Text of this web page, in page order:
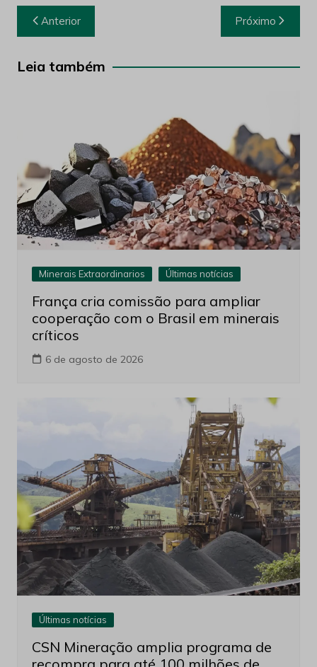
Navegação
de
Post
Anterior Próximo
Leia também
Minerais Extraordinarios Últimas notícias
França cria comissão para ampliar
cooperação com o Brasil em minerais
críticos
6 de agosto de 2026
Últimas notícias
CSN Mineração amplia programa de